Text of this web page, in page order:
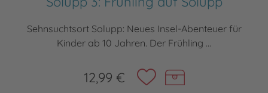
Sehnsuchtsort Solupp: Neues Insel-Abenteuer für
Kinder ab 10 Jahren. Der Frühling ...
12,99 €